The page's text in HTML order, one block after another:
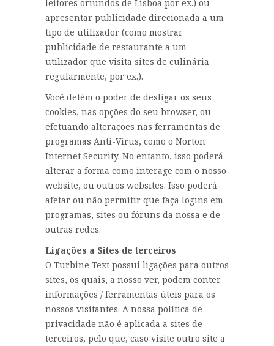
leitores oriundos de Lisboa por ex.) ou
apresentar publicidade direcionada a um
tipo de utilizador (como mostrar
publicidade de restaurante a um
utilizador que visita sites de culinária
regularmente, por ex.).
Você detém o poder de desligar os seus
cookies, nas opções do seu browser, ou
efetuando alterações nas ferramentas de
programas Anti-Virus, como o Norton
Internet Security. No entanto, isso poderá
alterar a forma como interage com o nosso
website, ou outros websites. Isso poderá
afetar ou não permitir que faça logins em
programas, sites ou fóruns da nossa e de
outras redes.
Ligações a Sites de terceiros
O Turbine Text possui ligações para outros
sites, os quais, a nosso ver, podem conter
informações / ferramentas úteis para os
nossos visitantes. A nossa política de
privacidade não é aplicada a sites de
terceiros, pelo que, caso visite outro site a